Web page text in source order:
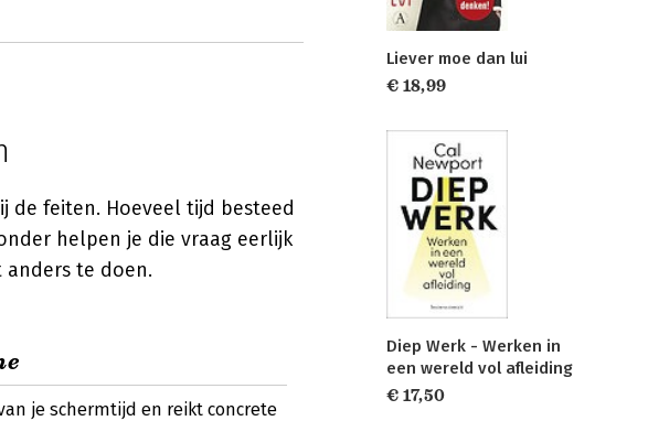
de feiten. Hoeveel tijd besteed
helpen je die vraag eerlijk
te doen.
je schermtijd en reikt concrete
Liever moe dan lui
€ 18,99
Diep Werk - Werken in
een wereld vol afleiding
€ 17,50